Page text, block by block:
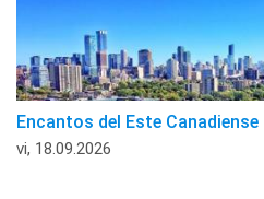
Encantos del Este Canadiense
vi, 18.09.2026